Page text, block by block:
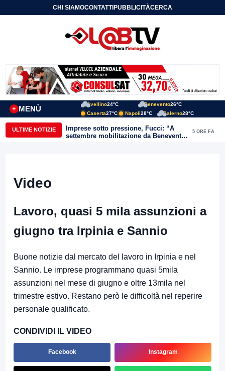
CHI SIAMOCONTATTIPUBBLICITÀCERCA
MENÙ
+
Avellino24°C Benevento26°C
Caserta27°C Napoli28°C Salerno28°C
ULTIME NOTIZIE
Imprese sotto pressione, Fucci: “A
settembre mobilitazione da Benevento
e Avellino”
5 ORE FA
Video
Lavoro, quasi 5 mila assunzioni a
giugno tra Irpinia e Sannio
Buone notizie dal mercato del lavoro in Irpinia e nel
Sannio. Le imprese programmano quasi 5mila
assunzioni nel mese di giugno e oltre 13mila nel
trimestre estivo. Restano però le difficoltà nel reperire
personale qualificato.
CONDIVIDI IL VIDEO
Facebook Instagram